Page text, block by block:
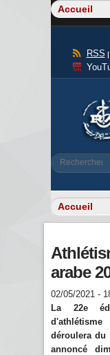
RSS
Rechercher
arabe
02/05/2021 -
La 22e
déroulera du
annoncé